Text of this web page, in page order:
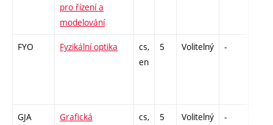
pro řízení a
modelování
FYO Fyzikální optika
cs,
en
5 Volitelný -
GJA
Grafická
cs,
5 Volitelný -